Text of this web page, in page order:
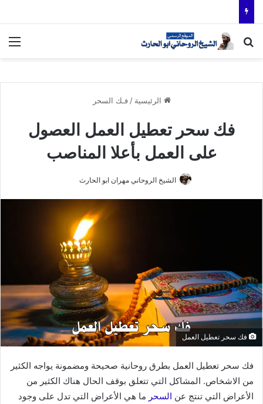
بحث عن
الرئيسية / فـك السحر
فك سحر تعطيل العمل العصول
على العمل بأعلا المناصب
الشيخ الروحاني مهران ابو الحارث
فك سحر تعطيل العمل
فك سحر تعطيل العمل بطرق روحانية صحيحة ومضمونة يواجه الكثير
من الاشخاص. المشاكل التي تتعلق بوقف الحال هناك الكثير من
الأعراض التي تنتج عن السحر ما هي الأعراض التي تدل على وجود